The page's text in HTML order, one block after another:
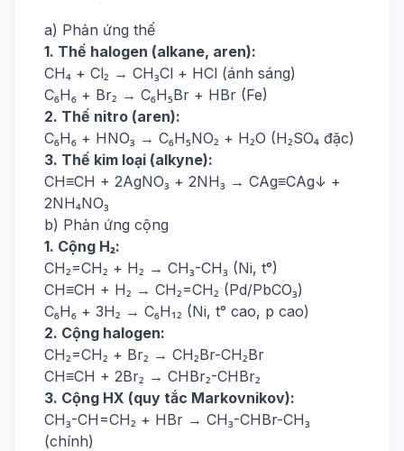
a) Phản ứng thế
1. Thế halogen (alkane, aren):
CH₄ + Cl₂ → CH₃Cl + HCl (ánh sáng)
C₆H₆ + Br₂ → C₆H₅Br + HBr (Fe)
2. Thế nitro (aren):
C₆H₆ + HNO₃ → C₆H₅NO₂ + H₂O (H₂SO₄ đặc)
3. Thế kim loại (alkyne):
CH≡CH + 2AgNO₃ + 2NH₃ → CAg≡CAg↓ +
2NH₄NO₃
b) Phản ứng cộng
1. Cộng H₂:
CH₂=CH₂ + H₂ → CH₃-CH₃ (Ni, t°)
CH≡CH + H₂ → CH₂=CH₂ (Pd/PbCO₃)
C₆H₆ + 3H₂ → C₆H₁₂ (Ni, t° cao, p cao)
2. Cộng halogen:
CH₂=CH₂ + Br₂ → CH₂Br-CH₂Br
CH≡CH + 2Br₂ → CHBr₂-CHBr₂
3. Cộng HX (quy tắc Markovnikov):
CH₃-CH=CH₂ + HBr → CH₃-CHBr-CH₃
(chính)